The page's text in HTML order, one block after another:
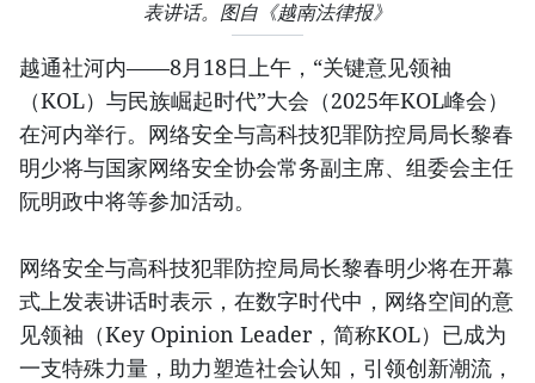
表讲话。图自《越南法律报》
越通社河内——8月18日上午，“关键意见领袖
（KOL）与民族崛起时代”大会（2025年KOL峰会）
在河内举行。网络安全与高科技犯罪防控局局长黎春
明少将与国家网络安全协会常务副主席、组委会主任
阮明政中将等参加活动。
网络安全与高科技犯罪防控局局长黎春明少将在开幕
式上发表讲话时表示，在数字时代中，网络空间的意
见领袖（Key Opinion Leader，简称KOL）已成为
一支特殊力量，助力塑造社会认知，引领创新潮流，